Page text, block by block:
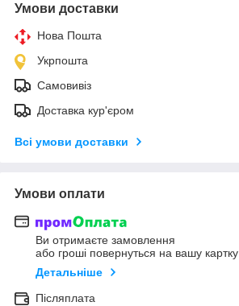
Умови доставки
Нова Пошта
Укрпошта
Самовивіз
Доставка кур'єром
Всі умови доставки
Умови оплати
Ви отримаєте замовлення
або гроші повернуться на вашу картку
Детальніше
Післяплата